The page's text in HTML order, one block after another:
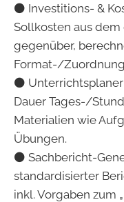
⚫ Investitions- &
Sollkosten aus
gegenüber,
Format-/
⚫
Dauer Tages-/
Materialien wie
Übungen.
⚫ Sachbericht-
standardisierter
inkl. Vorgaben zum